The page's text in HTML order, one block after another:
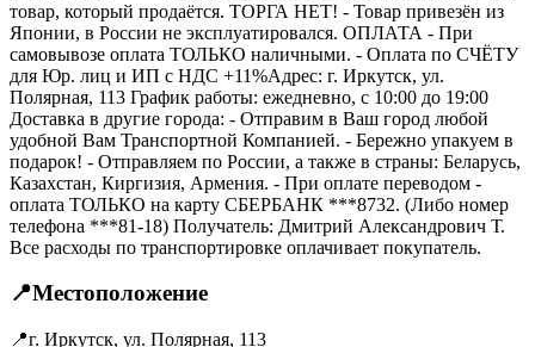
товар, который продаётся. ТОРГА НЕТ! - Товар привезён из
Японии, в России не эксплуатировался. ОПЛАТА - При
самовывозе оплата ТОЛЬКО наличными. - Оплата по СЧЁТУ
для Юр. лиц и ИП с НДС +11%Адрес: г. Иркутск, ул.
Полярная, 113 График работы: ежедневно, с 10:00 до 19:00
Доставка в другие города: - Отправим в Ваш город любой
удобной Вам Транспортной Компанией. - Бережно упакуем в
подарок! - Отправляем по России, а также в страны: Беларусь,
Казахстан, Киргизия, Армения. - При оплате переводом -
оплата ТОЛЬКО на карту СБЕРБАНК ***8732. (Либо номер
телефона ***81-18) Получатель: Дмитрий Александрович Т.
Все расходы по транспортировке оплачивает покупатель.
📍Местоположение
📍г. Иркутск, ул. Полярная, 113